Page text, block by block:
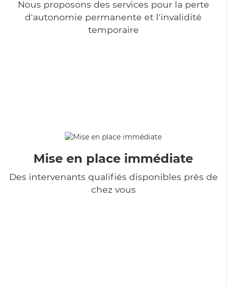
Nous proposons des services pour la perte
d'autonomie permanente et l'invalidité
temporaire
Mise en place immédiate
Des intervenants qualifiés disponibles près de
chez vous